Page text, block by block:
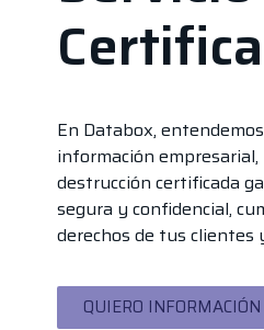
En Databox,
información
destrucción certificada
segura y confidencial,
derechos de tus clientes
QUIERO INFORMACIÓN